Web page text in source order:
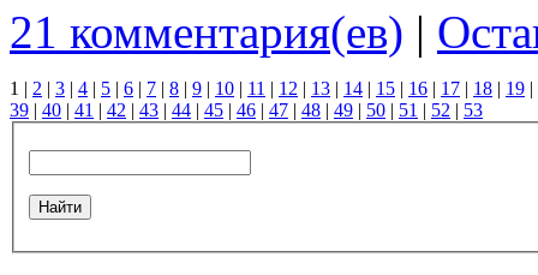
21 комментария(ев) |
1 | 2 | 3 | 4 | 5 | 6 | 7 | 8 | 9 | 10 | 11 | 12 | 13 | 14 | 15 | 16 | 17 | 18 | 19 |
39 | 40 | 41 | 42 | 43 | 44 | 45 | 46 | 47 | 48 | 49 | 50 | 51 | 52 | 53